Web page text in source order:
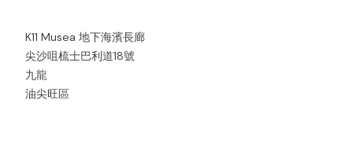
K11 Musea 地下海濱長廊
尖沙咀梳士巴利道18號
九龍
油尖旺區